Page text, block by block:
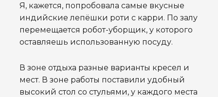
Я, кажется, попробовала самые вкусные
индийские лепёшки роти с карри. По залу
перемещается робот-уборщик, у которого
оставляешь использованную посуду.
В зоне отдыха разные варианты кресел и
мест. В зоне работы поставили удобный
высокий стол со стульями, у каждого места